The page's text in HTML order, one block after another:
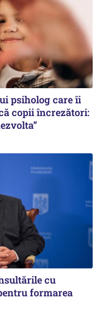
psiholog care îi
copii încrezători:
cu
formarea